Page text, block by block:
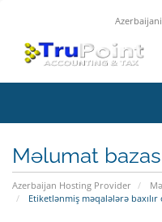
Azerbaijani
Məlumat
Azerbaijan Hosting Provider
Etiketlənmiş məqalələrə